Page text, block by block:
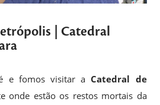
| Catedral
e fomos visitar a Catedral de
onde estão os restos mortais da